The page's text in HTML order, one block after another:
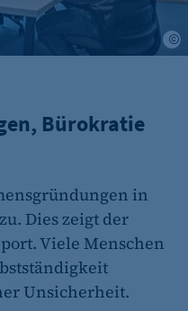
Bürokratie
in
Dies zeigt der
Viele Menschen
Unsicherheit.